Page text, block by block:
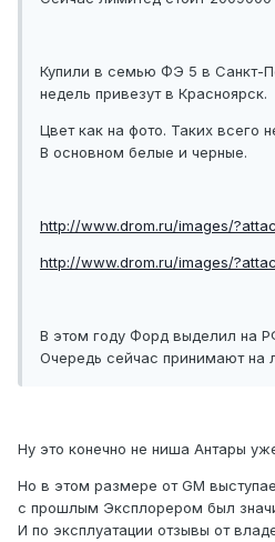
Купили в семью ФЭ 5 в Санкт-
недель привезут в Красноярск.
Цвет как на фото. Таких всего
В основном белые и черные.
http://www.drom.ru/images/
http://www.drom.ru/images/
В этом году Форд выделил на
Очередь сейчас принимают на
Ну это конечно не ниша Антары
Но в этом размере от GM
с прошлым Эксплорером был
И по эксплуатации отзывы от